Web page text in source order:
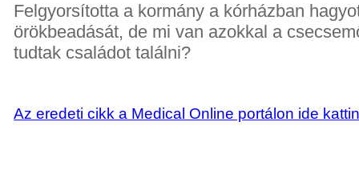
Felgyorsította a kormány a kórházban
örökbeadását, de mi van azokkal a
tudtak családot találni?
Az eredeti cikk a Medical Online portálon ide